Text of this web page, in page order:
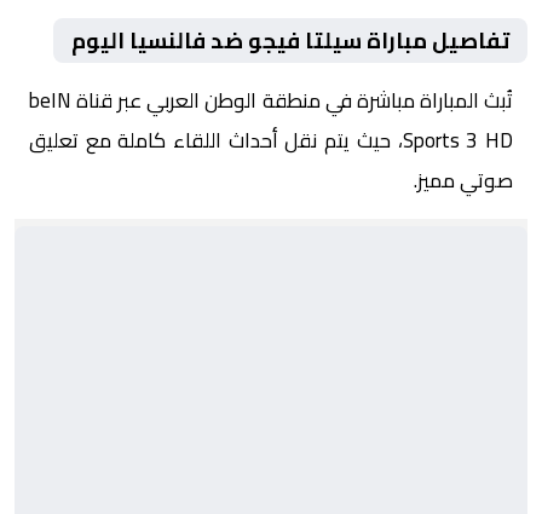
تفاصيل مباراة سيلتا فيجو ضد فالنسيا اليوم
تُبث المباراة مباشرة في منطقة الوطن العربي عبر قناة beIN
Sports 3 HD، حيث يتم نقل أحداث اللقاء كاملة مع تعليق
صوتي مميز.